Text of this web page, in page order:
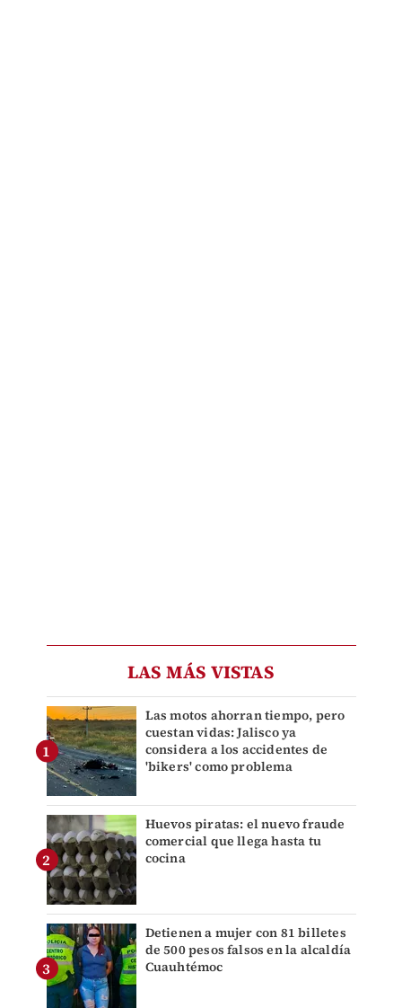
LAS MÁS VISTAS
Las motos ahorran tiempo, pero
cuestan vidas: Jalisco ya
considera a los accidentes de
'bikers' como problema
Huevos piratas: el nuevo fraude
comercial que llega hasta tu
cocina
Detienen a mujer con 81 billetes
de 500 pesos falsos en la alcaldía
Cuauhtémoc